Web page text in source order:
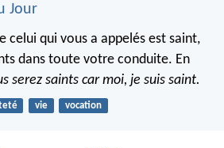
Jour
celui qui vous a appelés est saint,
dans toute votre conduite. En
serez saints car moi, je suis saint.
vie vocation